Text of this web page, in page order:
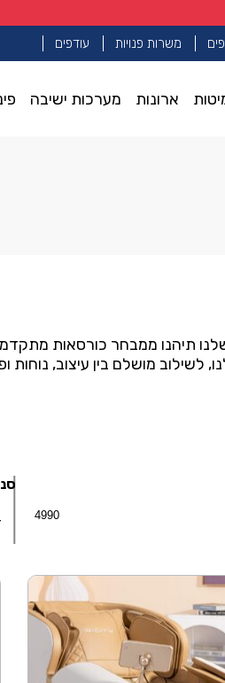
משרות פנויות עודפים
ארונות מערכות ישיבה
תיהנו ממבחר כורסאות
לשילוב מושלם בין עיצוב, נוחות